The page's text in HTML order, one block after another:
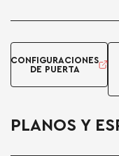
CONFIGURACIONES
DE PUERTA
PLANOS Y